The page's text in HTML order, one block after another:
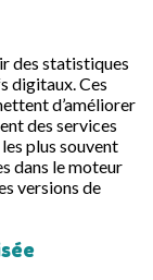
des statistiques
digitaux. Ces
d’améliorer
des services
plus souvent
dans le moteur
versions de